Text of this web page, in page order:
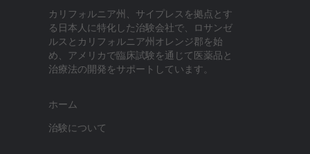
カリフォルニア州、サイプレスを拠点とす
る日本人に特化した治験会社で、ロサンゼ
ルスとカリフォルニア州オレンジ郡を始
め、アメリカで臨床試験を通じて医薬品と
治療法の開発をサポートしています。
ホーム
治験について